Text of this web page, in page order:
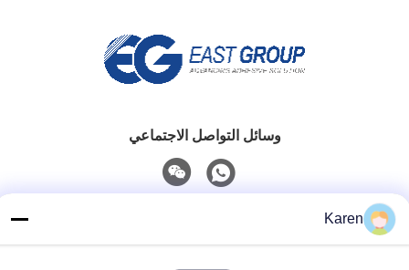
وسائل التواصل الاجتماعي
تيل
Karen